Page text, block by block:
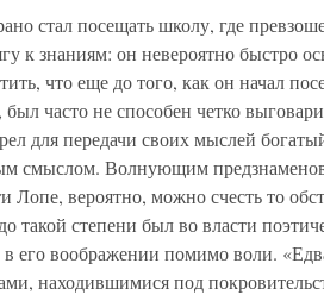
стал посещать школу, где
к знаниям: он невероятно быстро
что еще до того, как он начал
был часто не способен четко
для передачи своих мыслей
смыслом. Волнующим
Лопе, вероятно, можно счесть то
такой степени был во власти
в его воображении помимо воли.
находившимися под